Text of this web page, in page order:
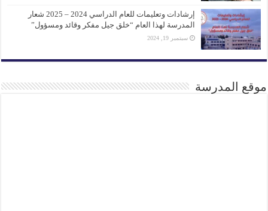
إرشادات وتعليمات للعام الدراسي 2024 – 2025 شعار
المدرسة لهذا العام “خلق جيل مفكر وقائد ومسؤول”
سبتمبر 19, 2024
موقع المدرسة